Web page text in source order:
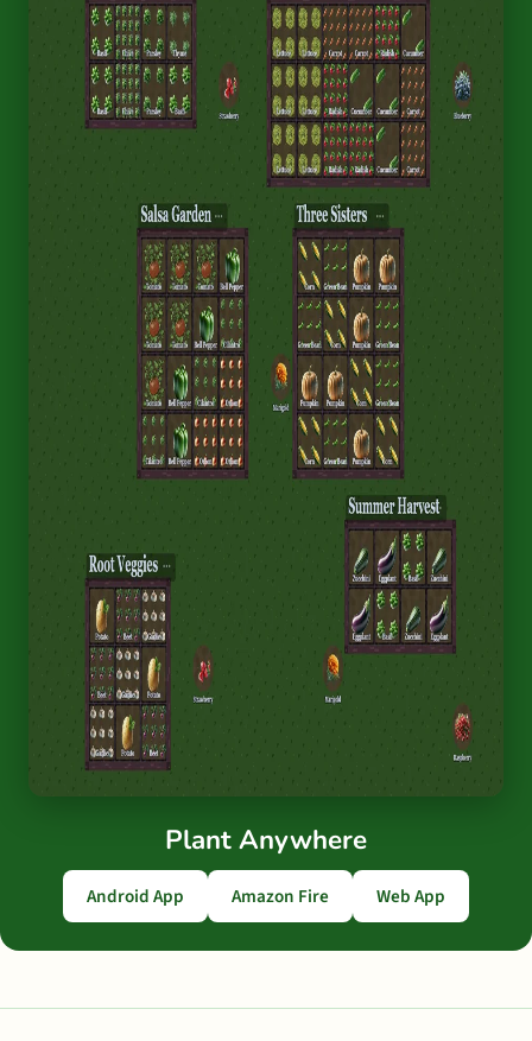
Plant Anywhere
Android App Amazon Fire Web App